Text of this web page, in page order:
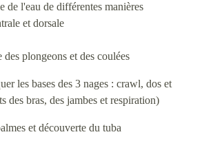
de l'eau de différentes manières
et dorsale
des plongeons et des coulées
les bases des 3 nages : crawl, dos et
des bras, des jambes et respiration)
et découverte du tuba